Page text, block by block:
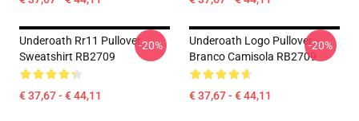
Underoath Rr11 Pullover
Sweatshirt RB2709
€ 37,67 - € 44,11
-20%
Underoath Logo Pullover
Branco Camisola RB2709
€ 37,67 - € 44,11
-20%